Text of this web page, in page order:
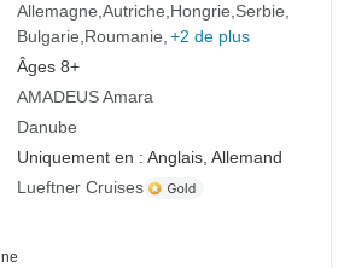
Allemagne Autriche Hongrie Serbie
Bulgarie Roumanie +2 de plus
Âges 8+
AMADEUS Amara
Danube
Uniquement en : Anglais, Allemand
Lueftner Cruises